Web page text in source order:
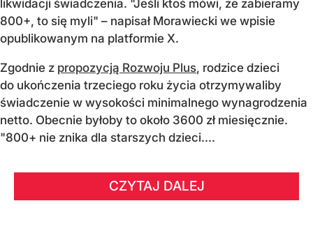
likwidacji świadczenia. "Jeśli ktoś mówi, że zabieramy
800+, to się myli" – napisał Morawiecki we wpisie
opublikowanym na platformie X.
Zgodnie z propozycją Rozwoju Plus, rodzice dzieci
do ukończenia trzeciego roku życia otrzymywaliby
świadczenie w wysokości minimalnego wynagrodzenia
netto. Obecnie byłoby to około 3600 zł miesięcznie.
"800+ nie znika dla starszych dzieci....
CZYTAJ DALEJ